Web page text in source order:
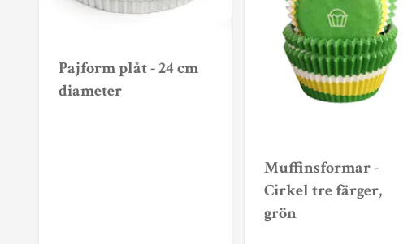
Pajform plåt - 24 cm
diameter
Muffinsformar -
Cirkel tre färger,
grön